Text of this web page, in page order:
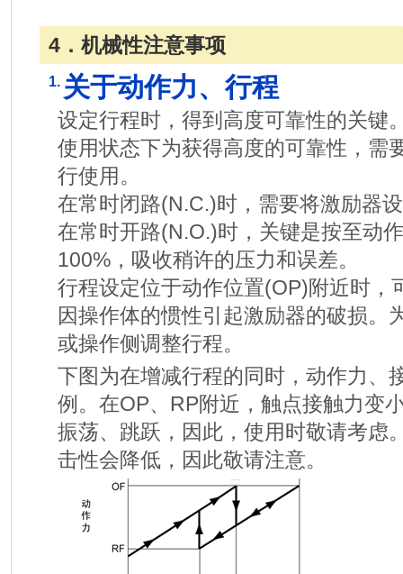
4．机械性注意事项
1. 关于动作力、行程
设定行程时，得到高度可靠性的关键
使用状态下为获得高度的可靠性，需
行使用。
在常时闭路(N.C.)时，需要将激励器
在常时开路(N.O.)时，关键是按至动
100%，吸收稍许的压力和误差。
行程设定位于动作位置(OP)附近时，
因操作体的惯性引起激励器的破损。
或操作侧调整行程。
下图为在增减行程的同时，动作力、
例。在OP、RP附近，触点接触力变
振荡、跳跃，因此，使用时敬请考虑
击性会降低，因此敬请注意。